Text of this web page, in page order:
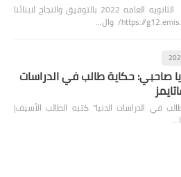
ل معرفة نتيجة الثانويه العامه 2022 بالتوفيق والنجاح لابنائنا
صاحبي: حكاية طالب في الدراسات
في الدراسات الدنيا" كتبه الطالب الأسيف|